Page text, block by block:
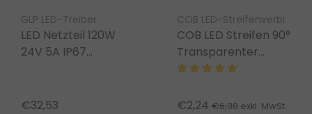
GLP LED-Treiber
LED Netzteil 120W
24V 5A IP67
Streifen
€32,53
COB LED-Streifenverbinder Luksus
COB LED Streifen 90°
Transparenter
Eckverbinder für
Warmweiß IP20
€2,24 €6,30 exkl. MwSt.